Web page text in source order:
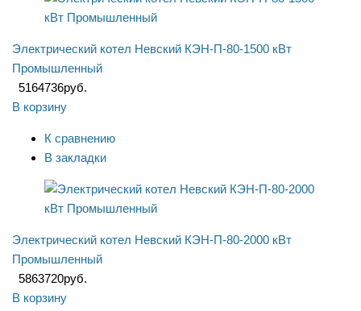
Электрический котел Невский КЭН-П-80-1500 кВт
Промышленный
5164736руб.
В корзину
К сравнению
В закладки
Электрический котел Невский КЭН-П-80-2000 кВт
Промышленный
5863720руб.
В корзину